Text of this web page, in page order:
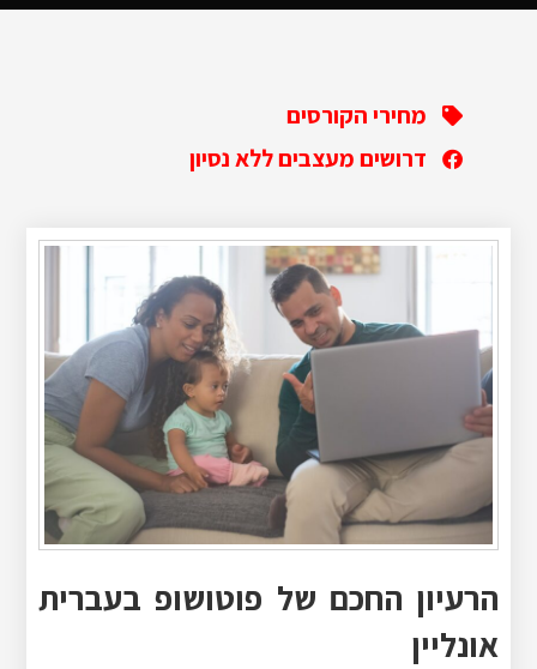
מחירי הקורסים
דרושים מעצבים ללא נסיון
הרעיון החכם של פוטושופ בעברית
אונליין